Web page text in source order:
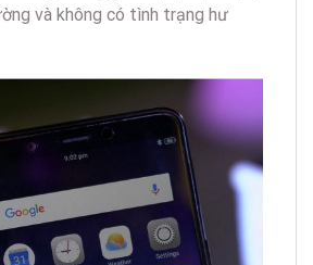
và không có tình trạng hư